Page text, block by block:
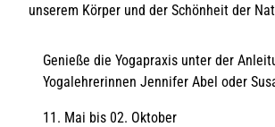
unserem Körper und der Schönheit der
Genieße die Yogapraxis unter der
Yogalehrerinnen Jennifer Abel oder
11. Mai bis 02. Oktober